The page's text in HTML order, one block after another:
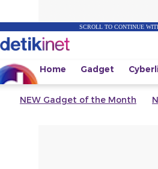
SCROLL TO CONTINUE
Home Gadget
NEW Gadget of the Month